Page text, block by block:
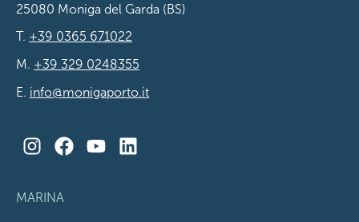
25080 Moniga del Garda (BS)
T. +39 0365 671022
M. +39 329 0248355
E. info@monigaporto.it
MARINA